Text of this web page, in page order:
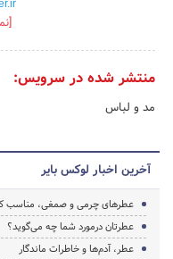
منتشر شده در سرویس:
مد و لباس
آخرین اخبار لوکس بایر
عطرهای چرمی و صمغی، مناسب
عطرتان درمورد شما چه می­‌گوید؟
عطر، آدم‌ها و خاطرات ماندگار